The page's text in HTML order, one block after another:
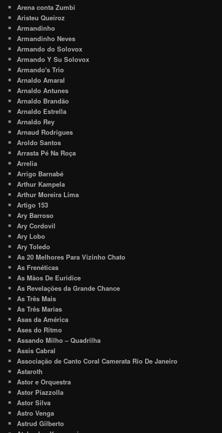
Arena conta Zumbi
Aristeu Queiroz
Armandinho
Armandinho Neves
Armando do Solovox
Armando Y Su Solovox
Armando's Trio
Arnaldo Amaral
Arnaldo Antunes
Arnaldo Brandão
Arnaldo Estrella
Arnaldo Rey
Arnaud Rodrigues
Aroldo Santos
Arrasta Pé Na Roça
Arrelia
Arrigo Barnabé
Arthur Kampela
Arthur Moreira Lima
Artigo 153
Ary Barroso
Ary Cordovil
Ary Lobo
Ary Toledo
As 20 Melhores Para Vizinho Chato
As Frenéticas
As Mãos De Euridice
As Revelações da Grande Chance
As Três Mais
As Três Marias
Asas da América
Ases do Ritmo
Assando Milho – Quadrilha
Assis Cabral
Associação de Canto Coral Camerata Rio De Janeiro
Astaroth
Astor e Orquestra
Astor Piazzolla
Astor Silva
Astro Venga
Astrud Gilberto